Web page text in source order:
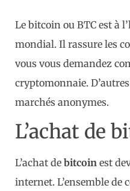
Le bitcoin ou BTC est à
mondial. Il rassure les
vous vous demandez
cryptomonnaie.
marchés anonymes.
L’achat de
L’achat de bitcoin est
internet. L’ensemble de